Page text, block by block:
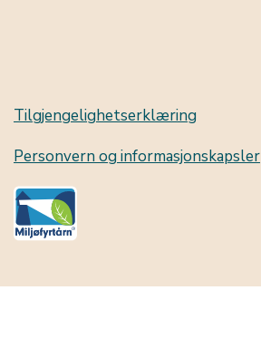
Tilgjengelighetserklæring
Personvern og informasjonskapsler